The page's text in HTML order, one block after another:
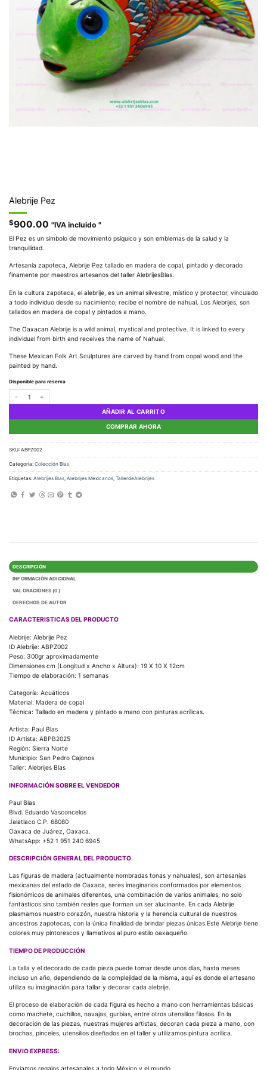
Alebrije Pez
$900.00 "IVA incluido "
El Pez es un símbolo de movimiento psíquico y son emblemas de la salud y la
tranquilidad.
Artesanía zapoteca, Alebrije Pez tallado en madera de copal, pintado y decorado
finamente por maestros artesanos del taller AlebrijesBlas.
En la cultura zapoteca, el alebrije, es un animal silvestre, místico y protector, vinculado
a todo individuo desde su nacimiento; recibe el nombre de nahual. Los Alebrijes, son
tallados en madera de copal y pintados a mano.
The Oaxacan Alebrije is a wild animal, mystical and protective. It is linked to every
individual from birth and receives the name of Nahual.
These Mexican Folk Art Sculptures are carved by hand from copal wood and the
painted by hand.
Disponible para reserva
AÑADIR AL CARRITO
COMPRAR AHORA
SKU: ABPZ002
Categoría: Colección Blas
Etiquetas: Alebrijes Blas Alebrijes Mexicanos TallerdeAlebrijes
DESCRIPCIÓN
INFORMACIÓN ADICIONAL
VALORACIONES (0)
DERECHOS DE AUTOR
CARACTERISTICAS DEL PRODUCTO
Alebrije: Alebrije Pez
ID Alebrije: ABPZ002
Peso: 300gr aproximadamente
Dimensiones cm (Longitud x Ancho x Altura): 19 X 10 X 12cm
Tiempo de elaboración: 1 semanas
Categoría: Acuáticos
Material: Madera de copal
Técnica: Tallado en madera y pintado a mano con pinturas acrílicas.
Artista: Paul Blas
ID Artista: ABPB2025
Región: Sierra Norte
Municipio: San Pedro Cajonos
Taller: Alebrijes Blas
INFORMACIÓN SOBRE EL VENDEDOR
Paul Blas
Blvd. Eduardo Vasconcelos
Jalatlaco C.P. 68080
Oaxaca de Juárez, Oaxaca.
WhatsApp: +52 1 951 240 6945
DESCRIPCIÓN GENERAL DEL PRODUCTO
Las figuras de madera (actualmente nombradas tonas y nahuales), son artesanías
mexicanas del estado de Oaxaca, seres imaginarios conformados por elementos
fisionómicos de animales diferentes, una combinación de varios animales, no solo
fantásticos sino también reales que forman un ser alucinante. En cada Alebrije
plasmamos nuestro corazón, nuestra historia y la herencia cultural de nuestros
ancestros zapotecas, con la única finalidad de brindar piezas únicas.Este Alebrije tiene
colores muy pintorescos y llamativos al puro estilo oaxaqueño.
TIEMPO DE PRODUCCIÓN
La talla y el decorado de cada pieza puede tomar desde unos días, hasta meses
incluso un año, dependiendo de la complejidad de la misma, aquí es donde el artesano
utiliza su imaginación para tallar y decorar cada alebrije.
El proceso de elaboración de cada figura es hecho a mano con herramientas básicas
como machete, cuchillos, navajas, gurbias, entre otros utensilios filosos. En la
decoración de las piezas, nuestras mujeres artistas, decoran cada pieza a mano, con
brochas, pinceles, utensilios diseñados en el taller y utilizamos pintura acrílica.
ENVIO EXPRESS:
Enviamos regalos artesanales a todo México y el mundo.